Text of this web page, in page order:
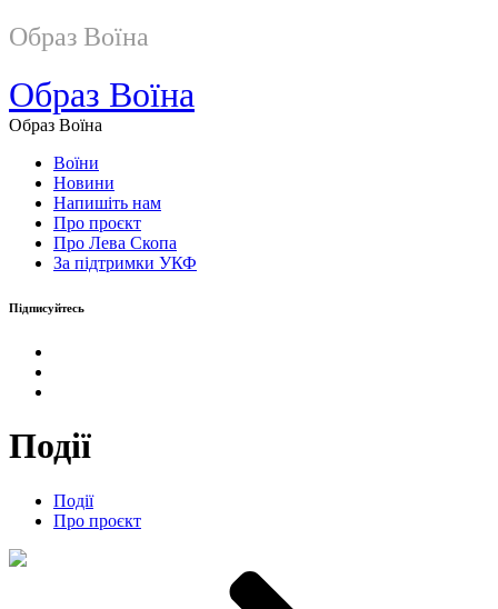
Образ Воїна
Образ Воїна
Образ Воїна
Воїни
Новини
Напишіть нам
Про проєкт
Про Лева Скопа
За підтримки УКФ
Підписуйтесь
Події
Події
Про проєкт